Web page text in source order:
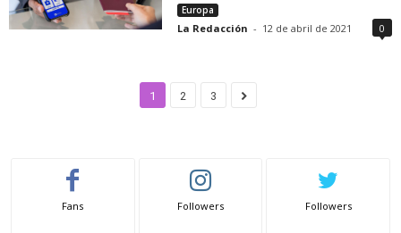
Europa
La Redacción - 12 de abril de 2021 0
1 2 3
Fans Followers Followers